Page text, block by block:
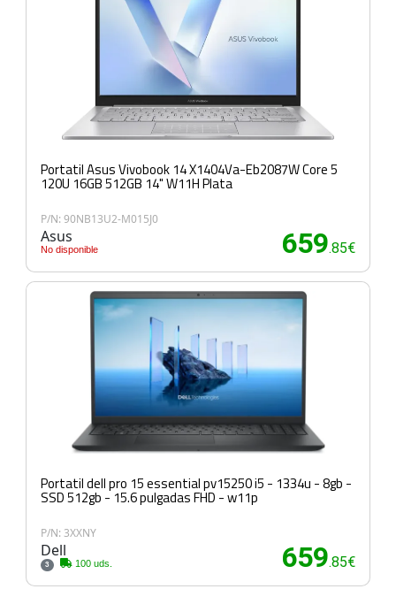
Portatil Asus Vivobook 14 X1404Va-Eb2087W Core 5
120U 16GB 512GB 14" W11H Plata
P/N: 90NB13U2-M015J0
Asus
No disponible 659.85€
Portatil dell pro 15 essential pv15250 i5 - 1334u - 8gb -
SSD 512gb - 15.6 pulgadas FHD - w11p
P/N: 3XXNY
Dell
3 100 uds. 659.85€